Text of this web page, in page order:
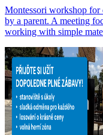
Montessori workshop for
by a parent. A meeting
working with simple